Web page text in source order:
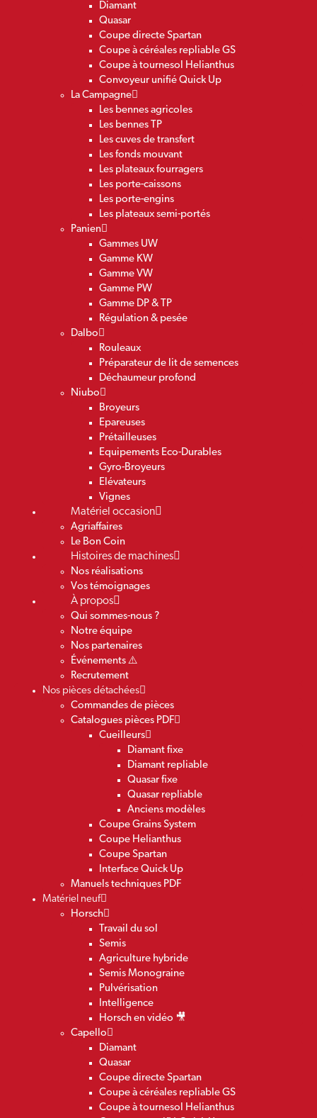
Diamant
Quasar
Coupe directe Spartan
Coupe à céréales repliable GS
Coupe à tournesol Helianthus
Convoyeur unifié Quick Up
La Campagne
Les bennes agricoles
Les bennes TP
Les cuves de transfert
Les fonds mouvant
Les plateaux fourragers
Les porte-caissons
Les porte-engins
Les plateaux semi-portés
Panien
Gammes UW
Gamme KW
Gamme VW
Gamme PW
Gamme DP & TP
Régulation & pesée
Dalbo
Rouleaux
Préparateur de lit de semences
Déchaumeur profond
Niubo
Broyeurs
Epareuses
Prétailleuses
Equipements Eco-Durables
Gyro-Broyeurs
Elévateurs
Vignes
Matériel occasion
Agriaffaires
Le Bon Coin
Histoires de machines
Nos réalisations
Vos témoignages
À propos
Qui sommes-nous ?
Notre équipe
Nos partenaires
Événements ⚠️
Recrutement
Nos pièces détachées
Commandes de pièces
Catalogues pièces PDF
Cueilleurs
Diamant fixe
Diamant repliable
Quasar fixe
Quasar repliable
Anciens modèles
Coupe Grains System
Coupe Helianthus
Coupe Spartan
Interface Quick Up
Manuels techniques PDF
Matériel neuf
Horsch
Travail du sol
Semis
Agriculture hybride
Semis Monograine
Pulvérisation
Intelligence
Horsch en vidéo 🎥
Capello
Diamant
Quasar
Coupe directe Spartan
Coupe à céréales repliable GS
Coupe à tournesol Helianthus